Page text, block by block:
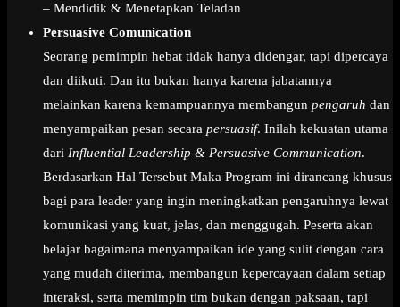
– Mendidik & Menetapkan Teladan
Persuasive Comunication
Seorang pemimpin hebat tidak hanya didengar, tapi dipercaya
dan diikuti. Dan itu bukan hanya karena jabatannya
melainkan karena kemampuannya membangun pengaruh dan
menyampaikan pesan secara persuasif. Inilah kekuatan utama
dari Influential Leadership & Persuasive Communication.
Berdasarkan Hal Tersebut Maka Program ini dirancang khusus
bagi para leader yang ingin meningkatkan pengaruhnya lewat
komunikasi yang kuat, jelas, dan menggugah. Peserta akan
belajar bagaimana menyampaikan ide yang sulit dengan cara
yang mudah diterima, membangun kepercayaan dalam setiap
interaksi, serta memimpin tim bukan dengan paksaan, tapi